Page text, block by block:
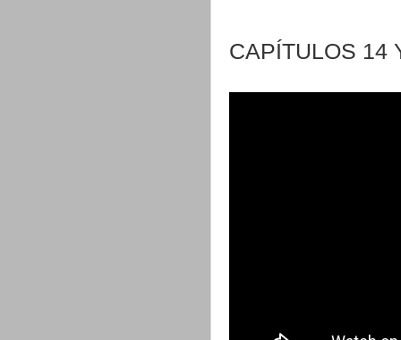
CAPÍTULOS 14